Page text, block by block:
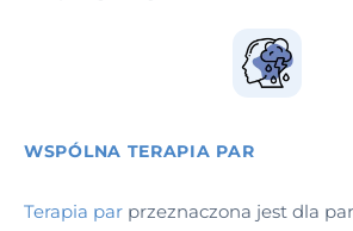
WSPÓLNA TERAPIA PAR
Terapia par przeznaczona jest dla